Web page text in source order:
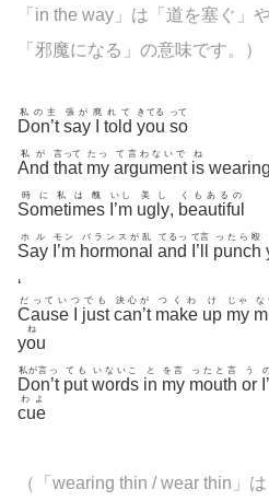
「in the way」は「道を塞ぐ」や
「邪魔になる」の意味です。）
Don’t
私の主
say
張が 廃
told
れて
you
きてる
so
って
And
私が
that
言って
my
たっ
argument
て言わないで
is
ね
Sometimes
時に私は醜
I’m
いし
ugly
美し
, beautiful
くもあるの
Say
ホル
I’m
モン
hormonal
バランスが乱
and
てるっ
I’ll
て言
punch
ったら殴
‘
Cause
だってい つ
just
でも
can’t
決心が
make
つくわ
up
け
my
じゃ な
you
ね
Don’t
私が言っ
put
ても
words
いないこ
in
と
my
を言
mouth
ったと言
or
う
cue
わよ
（「wearing thin / wear thin」